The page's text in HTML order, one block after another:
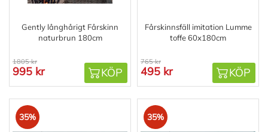
Gently långhårigt Fårskinn
naturbrun 180cm
1805 kr
995 kr KÖP
Fårskinnsfäll imitation Lumme
toffe 60x180cm
765 kr
495 kr KÖP
35% 35%